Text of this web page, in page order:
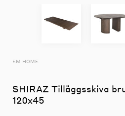
EM HOME
SHIRAZ Tilläggsskiva
120x45